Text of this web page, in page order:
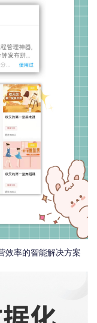
效率的智能解决方案